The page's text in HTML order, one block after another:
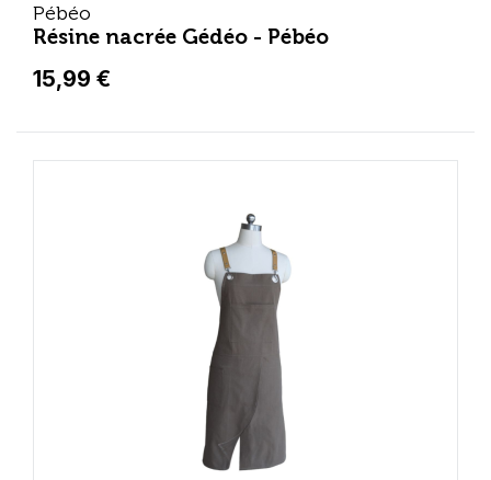
Pébéo
Résine nacrée Gédéo - Pébéo
15,99 €